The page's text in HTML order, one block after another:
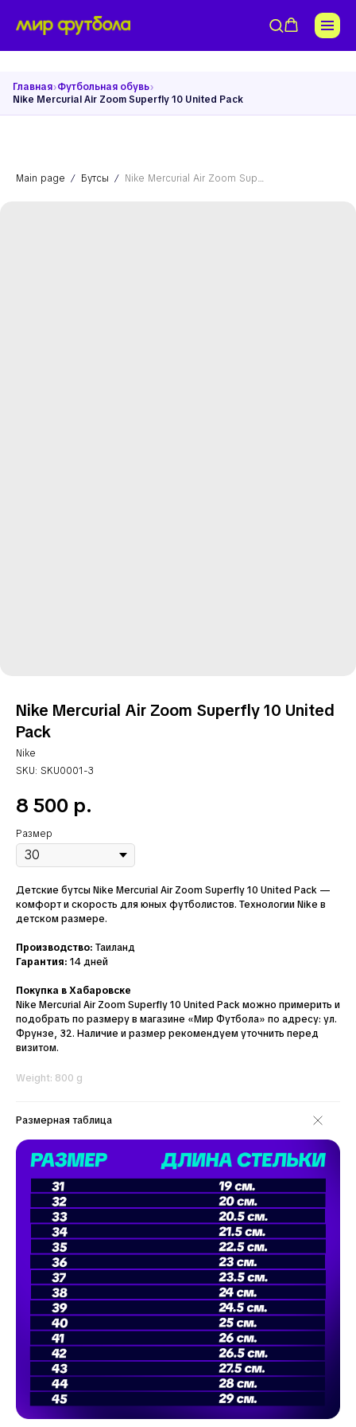
Главная›Футбольная обувь›
Nike Mercurial Air Zoom Superfly 10 United Pack
Main page Бутсы Nike Mercurial Air Zoom Superfly 10 United Pack
Nike Mercurial Air Zoom Superfly 10 United
Pack
Nike
SKU: SKU0001-3
8 500 р.
Размер
Детские бутсы Nike Mercurial Air Zoom Superfly 10 United Pack —
комфорт и скорость для юных футболистов. Технологии Nike в
детском размере.
Производство: Таиланд
Гарантия: 14 дней
Покупка в Хабаровске
Nike Mercurial Air Zoom Superfly 10 United Pack можно примерить и
подобрать по размеру в магазине «Мир Футбола» по адресу: ул.
Фрунзе, 32. Наличие и размер рекомендуем уточнить перед
визитом.
Weight: 800 g
Размерная таблица